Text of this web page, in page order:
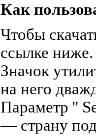
Как
Чтобы
ссылке
Значок
на него
Параметр ''
— страну